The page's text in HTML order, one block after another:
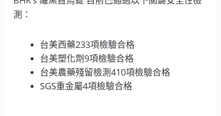
測：
台美西藥233項檢驗合格
台美塑化劑9項檢驗合格
台美農藥殘留檢測410項檢驗合格
SGS重金屬4項檢驗合格